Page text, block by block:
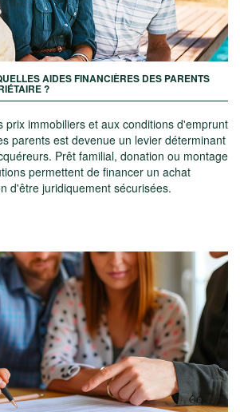
AIDES FINANCIÈRES DES PARENTS
?
prix immobiliers et aux conditions d'emprunt
parents est devenue un levier déterminant
Prêt familial, donation ou montage
permettent de financer un achat
d'être juridiquement sécurisées.